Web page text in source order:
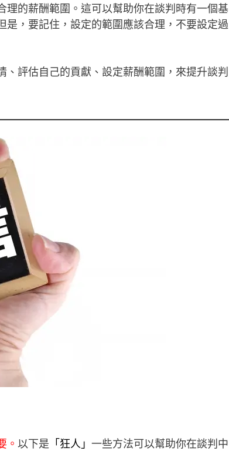
的薪酬範圍。這可以幫助你在談判時有一個基
，要記住，設定的範圍應該合理，不要設定過
評估自己的貢獻、設定薪酬範圍，來提升談判
。 以下是 「狂人 」 一些方法可以幫助你在談判中